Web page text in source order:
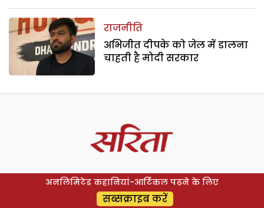
राजनीति
अभिजीत दीपके को जेल में डालना
चाहती है मोदी सरकार
अनलिमिटेड कहानियां-आर्टिकल पढ़ने के लिए
सब्सक्राइब करें